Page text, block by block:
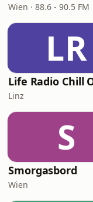
Wien · 88.6 - 90.5 FM
LR
Life Radio Chill
Linz
S
Smorgasbord
Wien